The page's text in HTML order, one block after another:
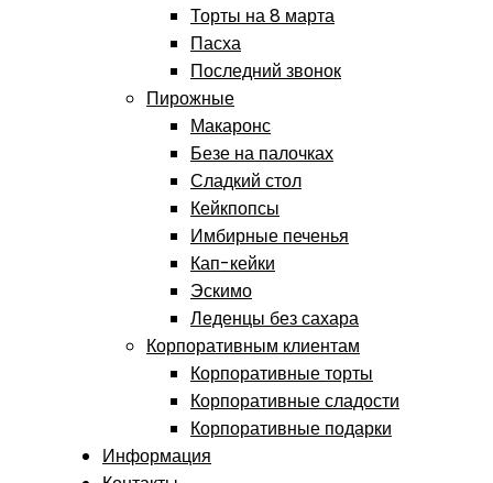
Торты на 8 марта
Пасха
Последний звонок
Пирожные
Макаронс
Безе на палочках
Сладкий стол
Кейкпопсы
Имбирные печенья
Кап-кейки
Эскимо
Леденцы без сахара
Корпоративным клиентам
Корпоративные торты
Корпоративные сладости
Корпоративные подарки
Информация